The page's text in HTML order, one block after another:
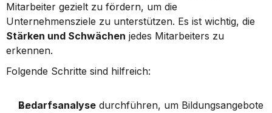
Mitarbeiter gezielt zu fördern, um die
Stärken und Schwächen jedes Mitarbeiters zu
erkennen.
Folgende Schritte sind hilfreich:
Bedarfsanalyse durchführen, um Bildungsangebote